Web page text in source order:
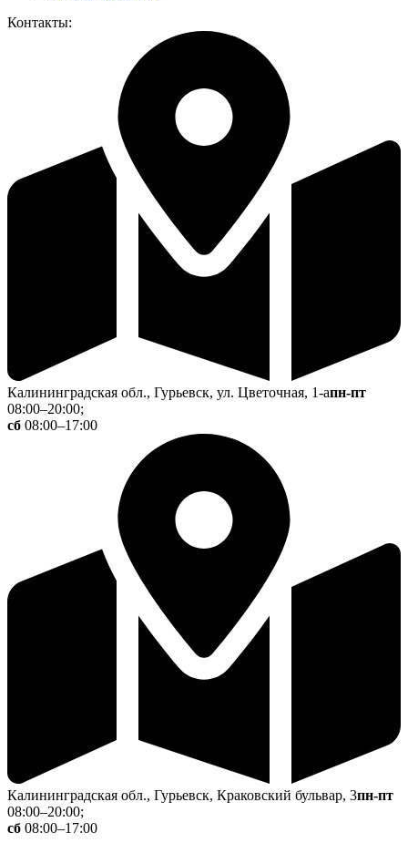
Контакты:
Калининградская обл., Гурьевск, ул. Цветочная, 1-апн-пт
08:00–20:00;
сб 08:00–17:00
Калининградская обл., Гурьевск, Краковский бульвар, 3пн-пт
08:00–20:00;
сб 08:00–17:00